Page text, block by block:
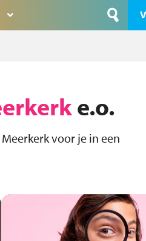
e.o.
voor je in een